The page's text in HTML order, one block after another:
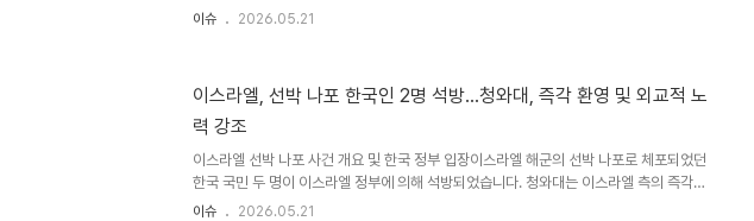
결승전에서 우승하기를 바란다고 밝혔습니다. 장관은 수원FC 위민 팀에도 위로의 박수를
참관을 결정하지 않았다고 밝혔습니다. 빗속에서 남북을 응원하는 국민들의 간절한 마음이
느껴졌다고 소감을 전했습니다. 시진핑 주석 방북 및 한반도 정세 전망시진핑 중국 국가주
석의..
이슈 2026.05.21
이스라엘, 선박 나포 한국인 2명 석방…청와대, 즉각 환영 및 외교적 노
력 강조
이스라엘 선박 나포 사건 개요 및 한국 정부 입장이스라엘 해군의 선박 나포로 체포되었던
한국 국민 두 명이 이스라엘 정부에 의해 석방되었습니다. 청와대는 이스라엘 측의 즉각적
인 석방 조치를 높이 평가하며 이를 환영한다는 입장을 밝혔습니다. 이재명 정부는 우리 국
이슈 2026.05.21